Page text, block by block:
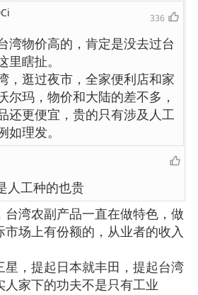
336
湾物价高的，肯定是没去过台
里瞎扯。
，逛过夜市，全家便利店和家
尔玛，物价和大陆的差不多，
还更便宜，贵的只有涉及人工
如理发。
人工种的也贵
台湾农副产品一直在做特色，做
市场上有份额的，从业者的收入
星，提起日本就丰田，提起台湾
人家下的功夫不是只有工业